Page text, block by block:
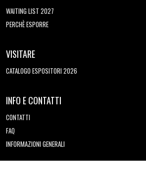
WAITING LIST 2027
PERCHÈ ESPORRE
VISITARE
CATALOGO ESPOSITORI 2026
INFO E CONTATTI
CONTATTI
FAQ
INFORMAZIONI GENERALI